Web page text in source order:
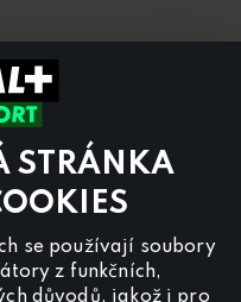
STRÁNKA
se používají soubory
z funkčních,
důvodů, jakož i pro